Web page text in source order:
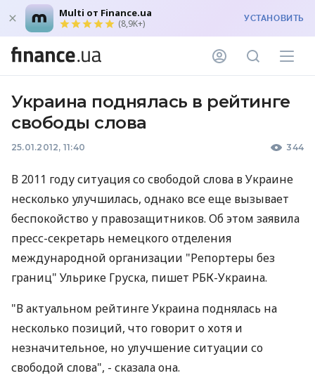
Multi от Finance.ua
(8,9K+) УСТАНОВИТЬ
Украина поднялась в рейтинге
свободы слова
25.01.2012, 11:40 344
В 2011 году ситуация со свободой слова в Украине
несколько улучшилась, однако все еще вызывает
беспокойство у правозащитников. Об этом заявила
пресс-секретарь немецкого отделения
международной организации "Репортеры без
границ" Ульрике Груска, пишет РБК-Украина.
"В актуальном рейтинге Украина поднялась на
несколько позиций, что говорит о хотя и
незначительное, но улучшение ситуации со
свободой слова", - сказала она.